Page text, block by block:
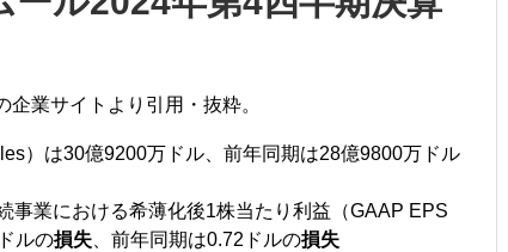
業サイトより引用・抜粋。
）は30億9200万ドル、前年同期は28億9800万ドル
事業における希薄化後1株当たり利益（GAAP EPS
ルの損失 、前年同期は0.72ドルの損失